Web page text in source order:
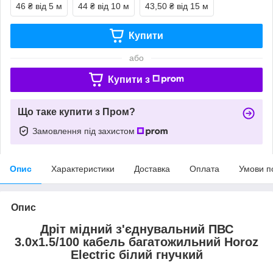
46 ₴ від 5 м 44 ₴ від 10 м 43,50 ₴ від 15 м
Купити
або
Купити з
Що таке купити з Пром?
Замовлення під захистом
Опис Характеристики Доставка Оплата Умови
Опис
Дріт мідний з'єднувальний ПВС
3.0х1.5/100 кабель багатожильний Horoz
Electric білий гнучкий